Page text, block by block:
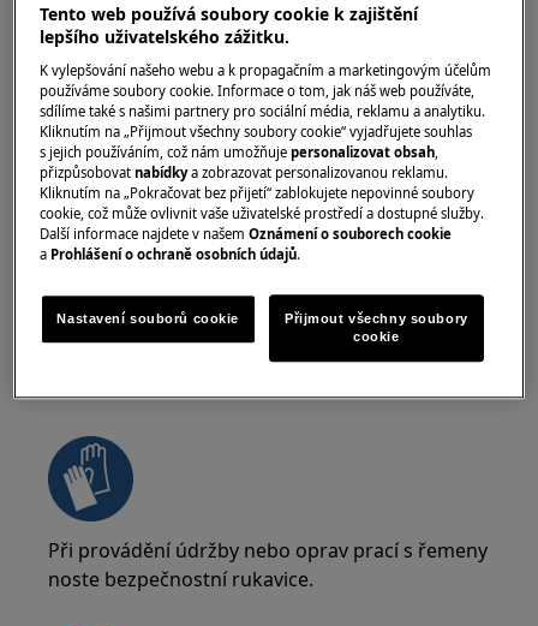
VAROVÁNÍ!RIZIKO PORANĚNÍ OČÍ
Při provádění údržby nebo oprav souvisejících s
pružinami noste ochranné brýle.
Při provádění údržby nebo oprav prací s řemeny
noste bezpečnostní rukavice.
Tento web používá soubory cookie k zajištění
lepšího uživatelského zážitku.
K vylepšování našeho webu a k propagačním a marketingovým účelům
používáme soubory cookie. Informace o tom, jak náš web používáte,
sdílíme také s našimi partnery pro sociální média, reklamu a analytiku.
Kliknutím na „Přijmout všechny soubory cookie“ vyjadřujete souhlas
s jejich používáním, což nám umožňujepersonalizovat obsah
přizpůsobovatnabídkya zobrazovat personalizovanou reklamu.
Kliknutím na „Pokračovat bez přijetí“ zablokujete nepovinné soubory
cookie, což může ovlivnit vaše uživatelské prostředí a dostupné služby.
Další informace najdete v našemOznámení o souborech cookie
a Prohlášení o ochraně osobních údajů.
Nastavení souborů cookie
Přijmout všechny soubory
cookie